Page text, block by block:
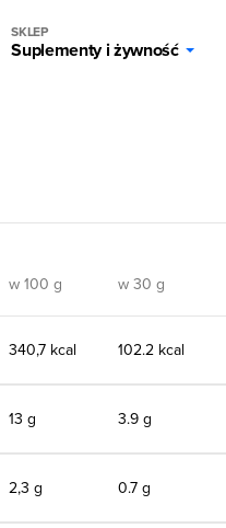
SKLEP
Suplementy i żywność
w 100 g w 30 g
340,7 kcal 102.2 kcal
13 g 3.9 g
2,3 g 0.7 g